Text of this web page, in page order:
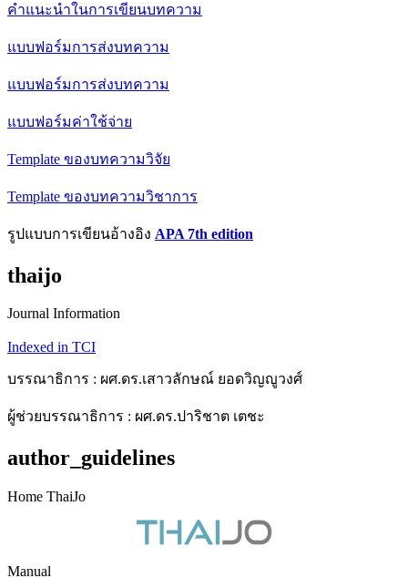
คำแนะนำในการเขียนบทความ
แบบฟอร์มการส่งบทความ
แบบฟอร์มการส่งบทความ
แบบฟอร์มค่าใช้จ่าย
Template ของบทความวิจัย
Template ของบทความวิชาการ
รูปแบบการเขียนอ้างอิง APA 7th edition
thaijo
Journal Information
Indexed in TCI
บรรณาธิการ : ผศ.ดร.เสาวลักษณ์ ยอดวิญญูวงศ์
ผู้ช่วยบรรณาธิการ : ผศ.ดร.ปาริชาต เตชะ
author_guidelines
Home ThaiJo
Manual